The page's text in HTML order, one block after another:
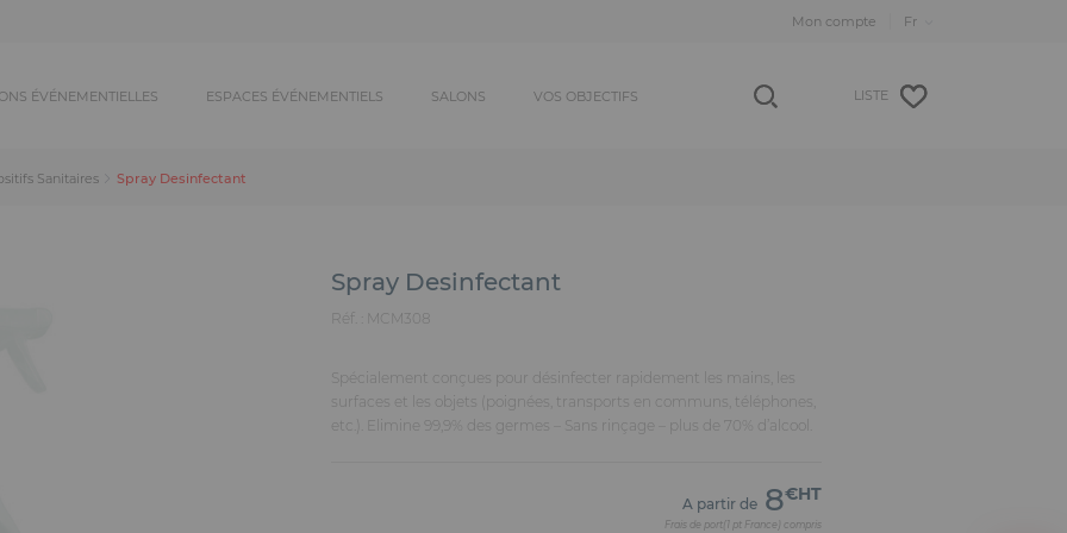
Mon compte
ÉVÉNEMENTIELLES ESPACES ÉVÉNEMENTIELS SALONS VOS OBJECTIFS LISTE
Sanitaires Spray Desinfectant
Spray Desinfectant
Réf. : MCM308
Spécialement conçues pour désinfecter rapidement les mains, les
surfaces et les objets (poignées, transports en communs, téléphones,
etc.). Elimine 99,9% des germes – Sans rinçage – plus de 70% d’alcool.
A partir de 8€HT
Frais de port(1 pt France) compris